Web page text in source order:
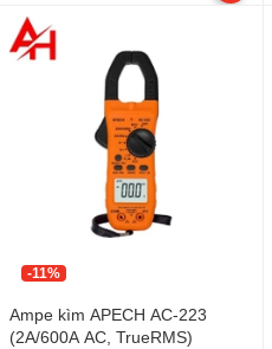
-11%
Ampe kìm APECH AC-223
(2A/600A AC, TrueRMS)